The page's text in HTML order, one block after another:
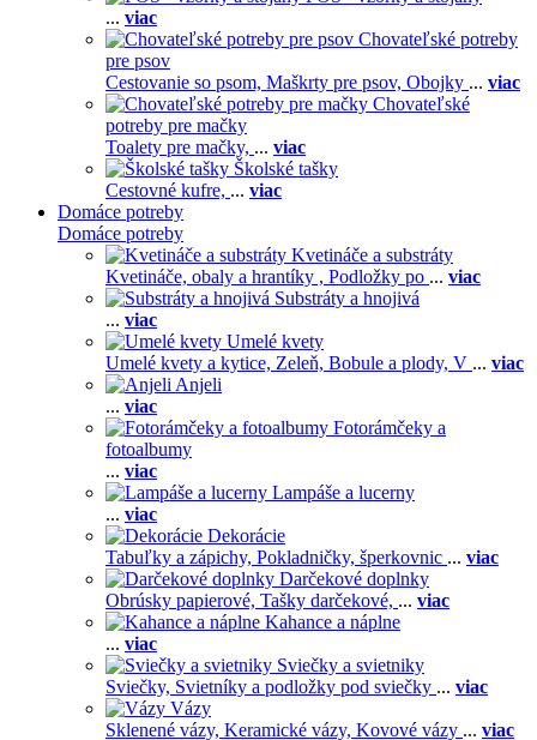
... viac
Chovateľské potreby
pre psov
Cestovanie so psom, Maškrty pre psov, Obojky ... viac
Chovateľské
potreby pre mačky
Toalety pre mačky, ... viac
Školské tašky
Cestovné kufre, ... viac
Domáce potreby
Domáce potreby
Kvetináče a substráty
Kvetináče, obaly a hrantíky , Podložky po ... viac
Substráty a hnojivá
... viac
Umelé kvety
Umelé kvety a kytice, Zeleň, Bobule a plody, V ... viac
Anjeli
... viac
Fotorámčeky a
fotoalbumy
... viac
Lampáše a lucerny
... viac
Dekorácie
Tabuľky a zápichy, Pokladničky, šperkovnic ... viac
Darčekové doplnky
Obrúsky papierové, Tašky darčekové, ... viac
Kahance a náplne
... viac
Sviečky a svietniky
Sviečky, Svietníky a podložky pod sviečky ... viac
Vázy
Sklenené vázy, Keramické vázy, Kovové vázy ... viac